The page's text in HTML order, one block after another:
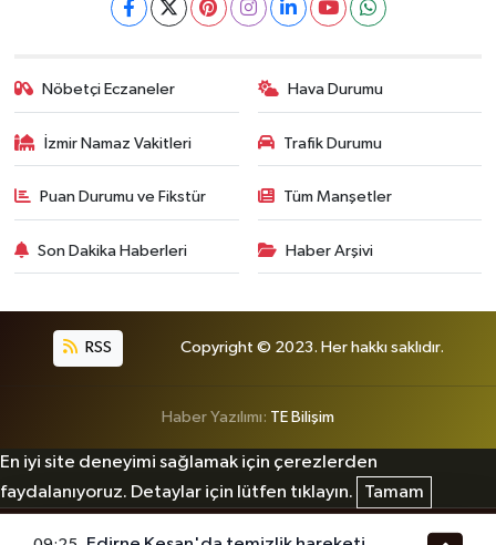
Nöbetçi Eczaneler Hava Durumu
İzmir Namaz Vakitleri Trafik Durumu
Puan Durumu ve Fikstür Tüm Manşetler
Son Dakika Haberleri Haber Arşivi
RSS Copyright © 2023. Her hakkı saklıdır.
Haber Yazılımı: TE Bilişim
En iyi site deneyimi sağlamak için çerezlerden
faydalanıyoruz. Detaylar için lütfen tıklayın.
Tamam